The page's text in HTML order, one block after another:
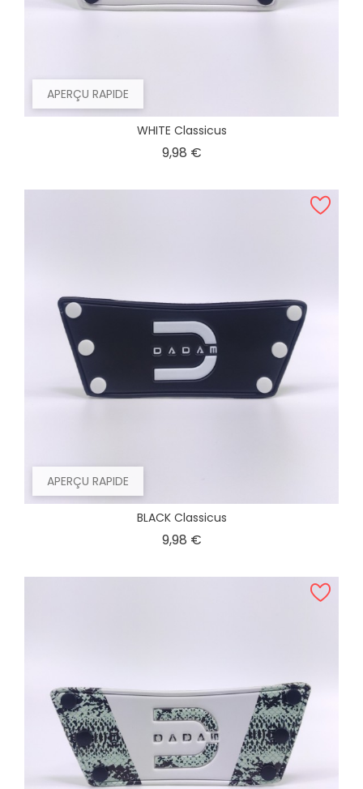
APERÇU RAPIDE
WHITE Classicus
9,98 €Prix
APERÇU RAPIDE
BLACK Classicus
9,98 €Prix